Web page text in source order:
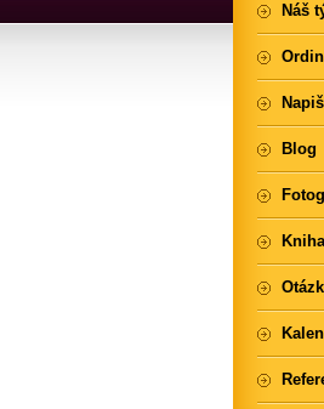
Náš
Blog